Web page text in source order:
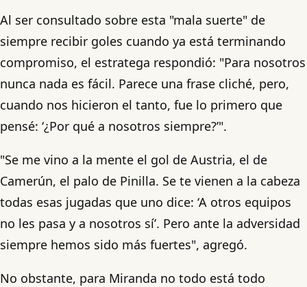
Al ser consultado sobre esta "mala suerte" de
siempre recibir goles cuando ya está terminando
compromiso, el estratega respondió: "Para nosotros
nunca nada es fácil. Parece una frase cliché, pero,
cuando nos hicieron el tanto, fue lo primero que
pensé: ‘¿Por qué a nosotros siempre?’".
"Se me vino a la mente el gol de Austria, el de
Camerún, el palo de Pinilla. Se te vienen a la cabeza
todas esas jugadas que uno dice: ‘A otros equipos
no les pasa y a nosotros sí’. Pero ante la adversidad
siempre hemos sido más fuertes", agregó.
No obstante, para Miranda no todo está todo